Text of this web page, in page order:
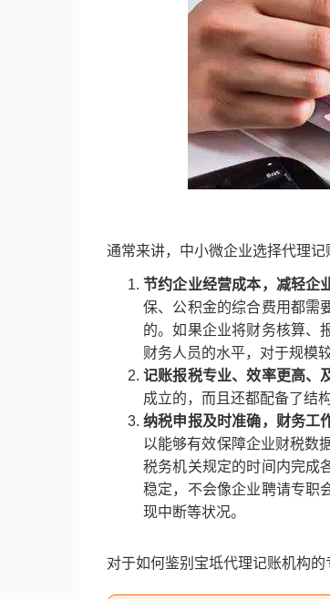
通常来讲，中小微企业选择代理记
节约企业经营成本，减轻企
保、公积金的综合费用都需
的。如果企业将财务核算、
财务人员的水平，对于规模
记账报税专业、效率更高、
成立的，而且还都配备了结
纳税申报及时准确，财务工
以能够有效保障企业财税数
税务机关规定的时间内完成
稳定，不会像企业聘请专职
现中断等状况。
对于如何鉴别宝坻代理记账机构的